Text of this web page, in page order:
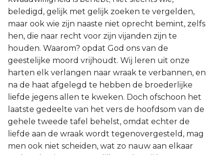
beledigd, gelijk met gelijk zoeken te vergelden,
maar ook wie zijn naaste niet oprecht bemint, zelfs
hen, die naar recht voor zijn vijanden zijn te
houden. Waarom? opdat God ons van de
geestelijke moord vrijhoudt. Wij leren uit onze
harten elk verlangen naar wraak te verbannen, en
na de haat afgelegd te hebben de broederlijke
liefde jegens allen te kweken. Doch ofschoon het
laatste gedeelte van het vers de hoofdsom van de
gehele tweede tafel behelst, omdat echter de
liefde aan de wraak wordt tegenovergesteld, mag
men ook niet scheiden, wat zo nauw aan elkaar